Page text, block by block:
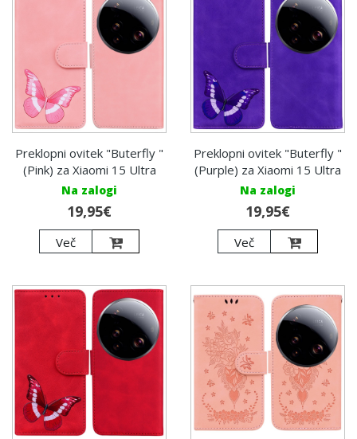
Preklopni ovitek "Buterfly "
(Pink) za Xiaomi 15 Ultra
Na zalogi
19,95€
Več
Preklopni ovitek "Buterfly "
(Purple) za Xiaomi 15 Ultra
Na zalogi
19,95€
Več